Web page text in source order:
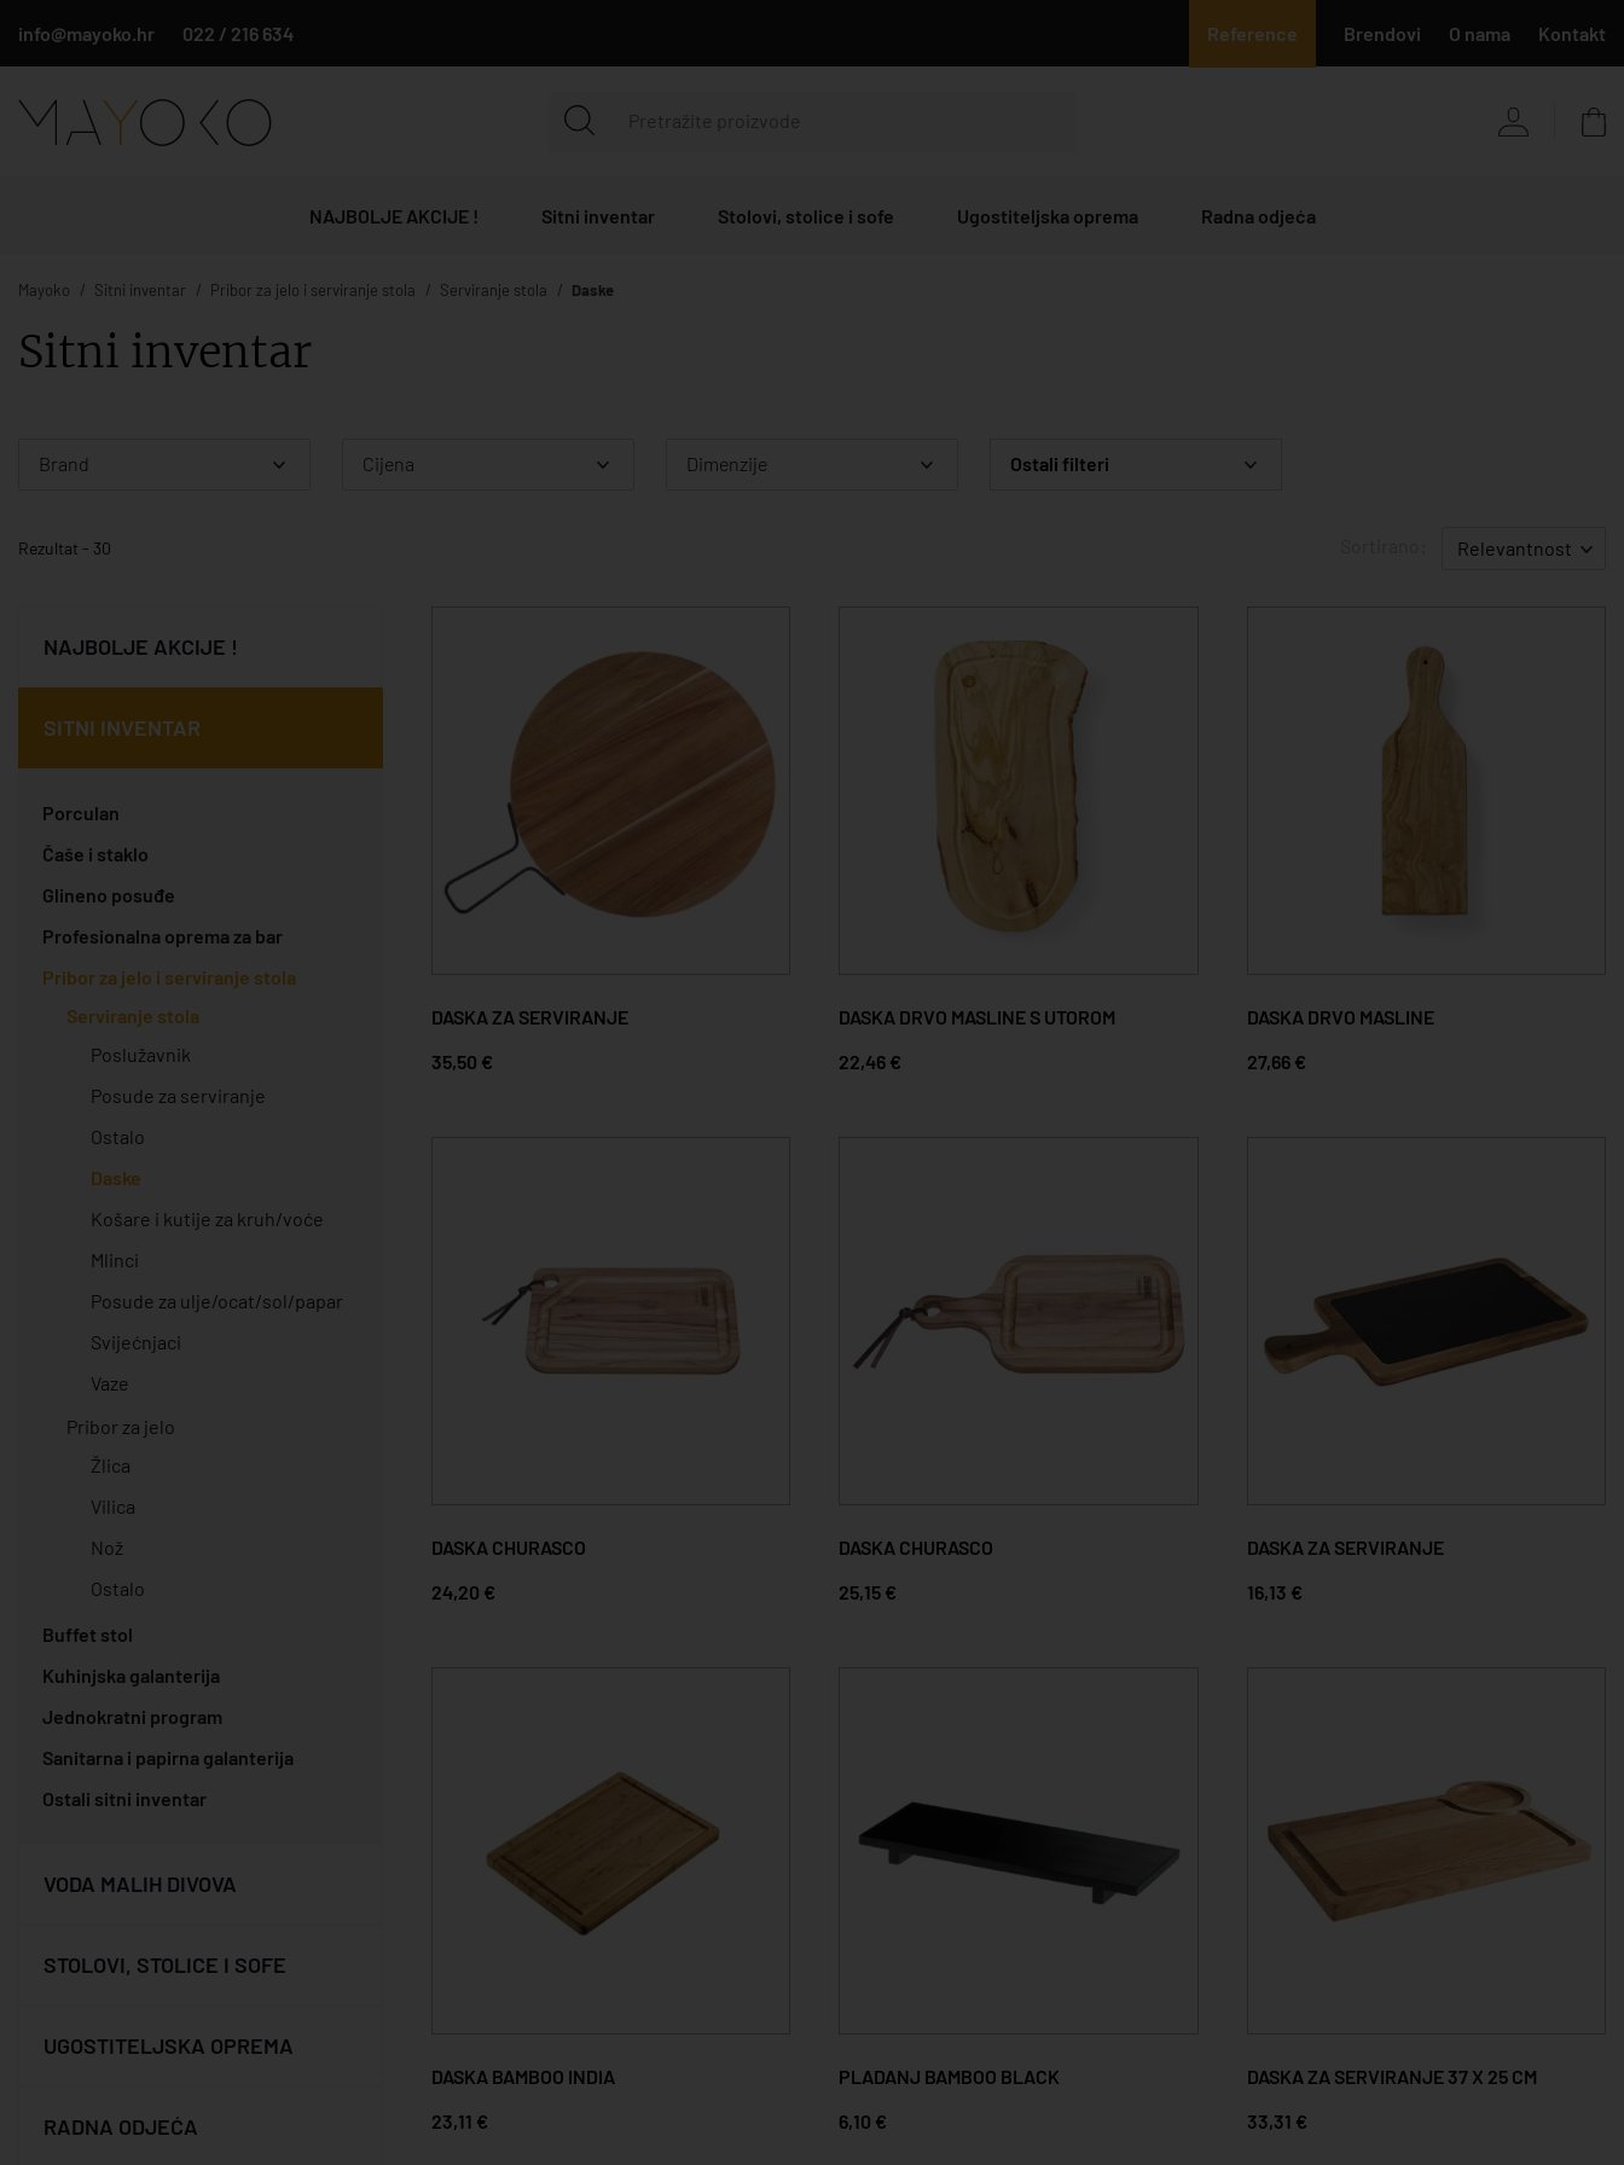
info@mayoko.hr 022 / 216 634 Reference Brendovi O nama Kontakt
NAJBOLJE AKCIJE ! Sitni inventar Stolovi, stolice i sofe Ugostiteljska oprema Radna odjeća
Mayoko Sitni inventar Pribor za jelo i serviranje stola Serviranje stola Daske
Sitni inventar
Brand Cijena Dimenzije Ostali filteri
Rezultat - 30 Relevantnost
NAJBOLJE AKCIJE !
SITNI INVENTAR
Porculan
Čaše i staklo
Glineno posuđe
Profesionalna oprema za bar
Pribor za jelo i serviranje stola
Serviranje stola
Poslužavnik
Posude za serviranje
Ostalo
Daske
Košare i kutije za kruh/voće
Mlinci
Posude za ulje/ocat/sol/papar
Svijećnjaci
Vaze
Pribor za jelo
Žlica
Vilica
Nož
Ostalo
Buffet stol
Kuhinjska galanterija
Jednokratni program
Sanitarna i papirna galanterija
Ostali sitni inventar
VODA MALIH DIVOVA
STOLOVI, STOLICE I SOFE
UGOSTITELJSKA OPREMA
RADNA ODJEĆA
DASKA ZA SERVIRANJE
35,50 €
DASKA DRVO MASLINE S UTOROM
22,46 €
DASKA DRVO MASLINE
27,66 €
DASKA CHURASCO
24,20 €
DASKA CHURASCO
25,15 €
DASKA ZA SERVIRANJE
16,13 €
DASKA BAMBOO INDIA
23,11 €
PLADANJ BAMBOO BLACK
6,10 €
DASKA ZA SERVIRANJE 37 X 25 CM
33,31 €